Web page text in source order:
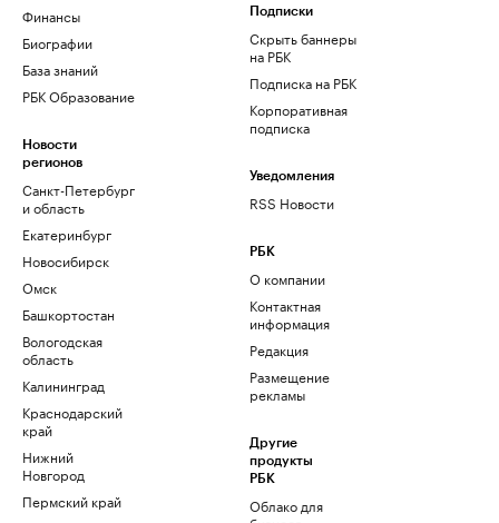
Финансы
Биографии
База знаний
РБК Образование
Новости
регионов
Санкт-Петербург
и область
Екатеринбург
Новосибирск
Омск
Башкортостан
Вологодская
область
Калининград
Краснодарский
край
Нижний
Новгород
Пермский край
Подписки
Скрыть баннеры
на РБК
Подписка на РБК
Корпоративная
подписка
Уведомления
RSS Новости
РБК
О компании
Контактная
информация
Редакция
Размещение
рекламы
Другие
продукты
РБК
Облако для